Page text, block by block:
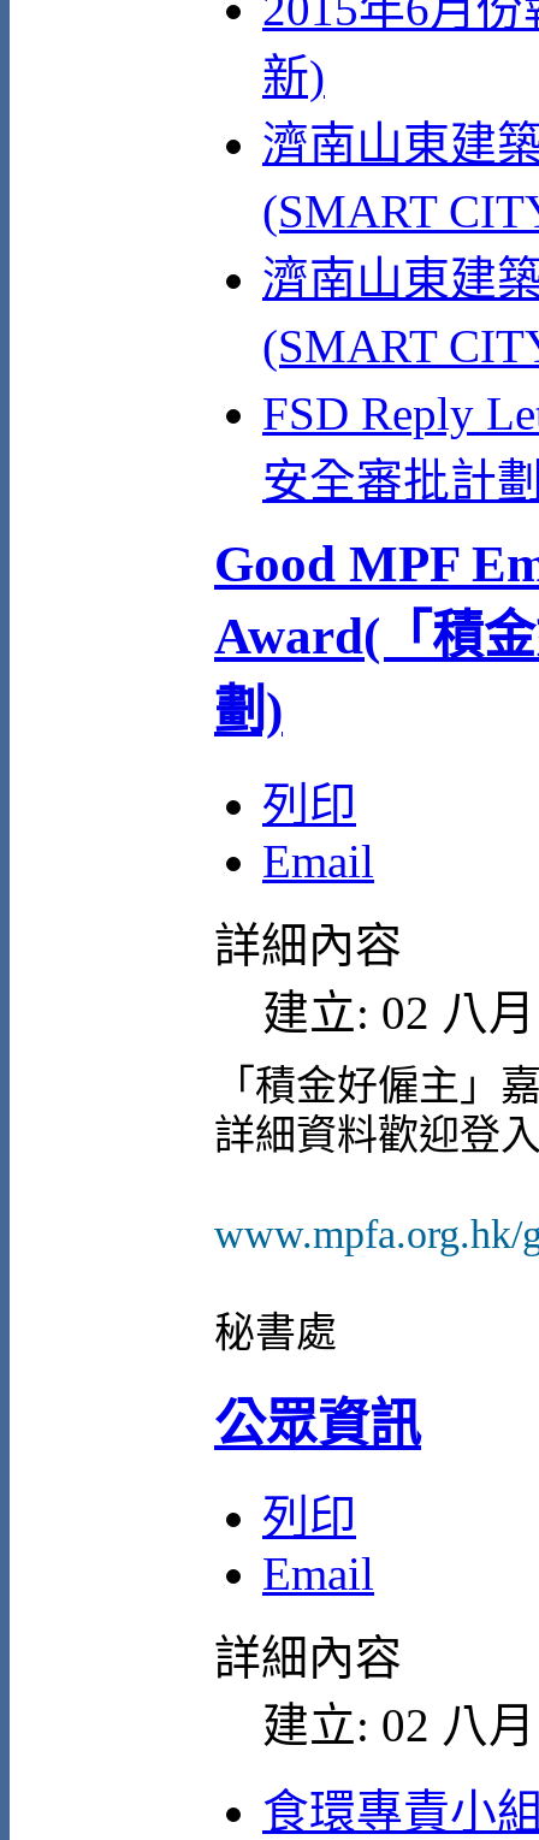
新)
濟南山東建
(SMART
濟南山東建
(SMART
FSD Reply
安全審批計
Good MPF
Award(「積
劃)
列印
Email
詳細內容
建立: 02 八
「積金好僱主」
詳細資料歡迎登
www.mpfa.org.hk/
秘書處
公眾資訊
列印
Email
詳細內容
建立: 02 八
食環專責小